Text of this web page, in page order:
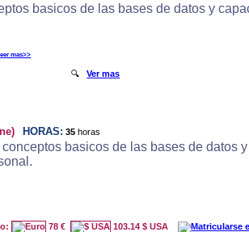
basicos de las bases de datos y
mas>>
🔍Ver mas
HORAS: 35 horas
basicos de las bases de datos
78 € 103.14 $ USA